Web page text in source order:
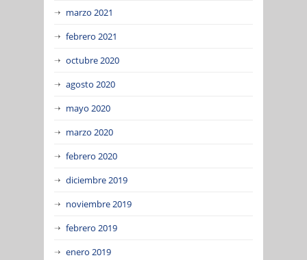
marzo 2021
febrero 2021
octubre 2020
agosto 2020
mayo 2020
marzo 2020
febrero 2020
diciembre 2019
noviembre 2019
febrero 2019
enero 2019